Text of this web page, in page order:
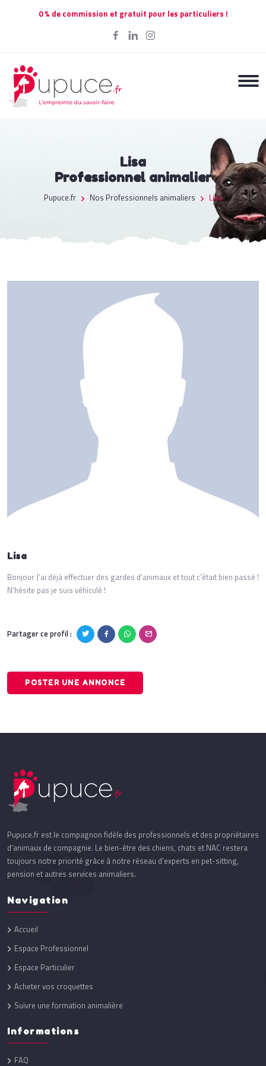
0 % de commission et gratuit pour les particuliers !
Lisa
Professionnel animalier
Pupuce.fr Nos Professionnels animaliers Lisa
Lisa
Bonjour J’ai déjà effectuer des gardes d’animaux et tout c’était bien passé !
N’hésite pas je suis véhiculé !
Partager ce profil :
POSTER UNE ANNONCE
Pupuce.fr est le compagnon fidèle des professionnels et des propriétaires
d’animaux de compagnie. Le bien-être des chiens, chats et NAC restera
toujours notre priorité grâce à notre réseau d’experts en pet-sitting,
pension et autres services animaliers.
Navigation
Accueil
Espace Professionnel
Espace Particulier
Acheter vos croquettes
Suivre une formation animalière
Informations
FAQ